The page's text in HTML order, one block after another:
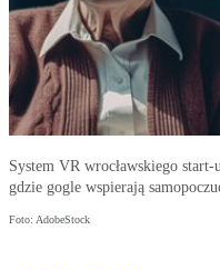
System VR wrocławskiego
gdzie gogle wspierają
Foto: AdobeStock